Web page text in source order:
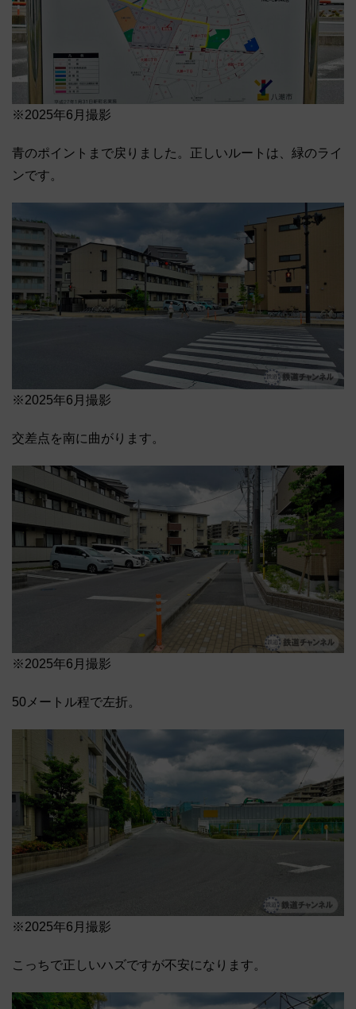
※2025年6月撮影
青のポイントまで戻りました。正しいルートは、緑のライ
ンです。
※2025年6月撮影
交差点を南に曲がります。
※2025年6月撮影
50メートル程で左折。
※2025年6月撮影
こっちで正しいハズですが不安になります。